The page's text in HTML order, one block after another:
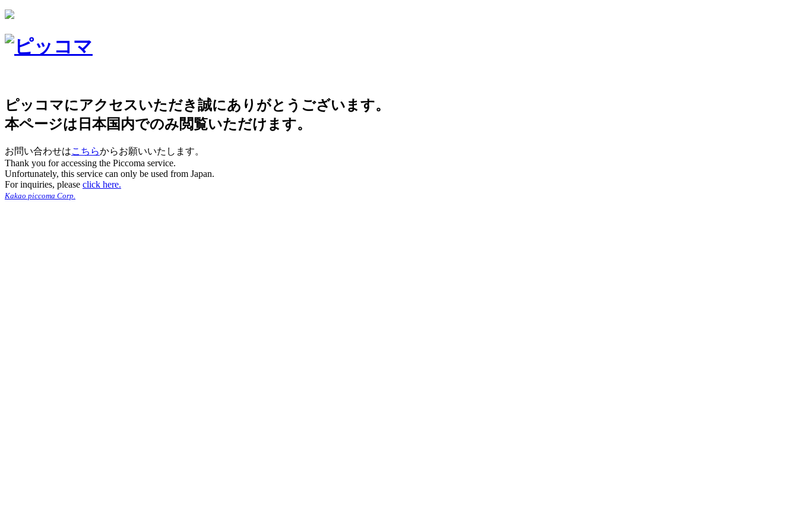
ピッコマにアクセスいただき誠にありがとうございます。
本ページは日本国内でのみ閲覧いただけます。
お問い合わせはこちらからお願いいたします。
Thank you for accessing the Piccoma service.
Unfortunately, this service can only be used from Japan.
For inquiries, please click here.
Kakao piccoma Corp.